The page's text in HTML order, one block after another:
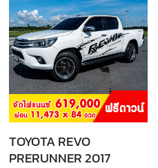
TOYOTA REVO
PRERUNNER 2017